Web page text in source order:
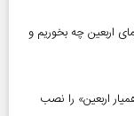
برای زائران اربعین ۱۴۰۵ | در گرمای اربعین چه بخوریم و
اربعین» را نصب